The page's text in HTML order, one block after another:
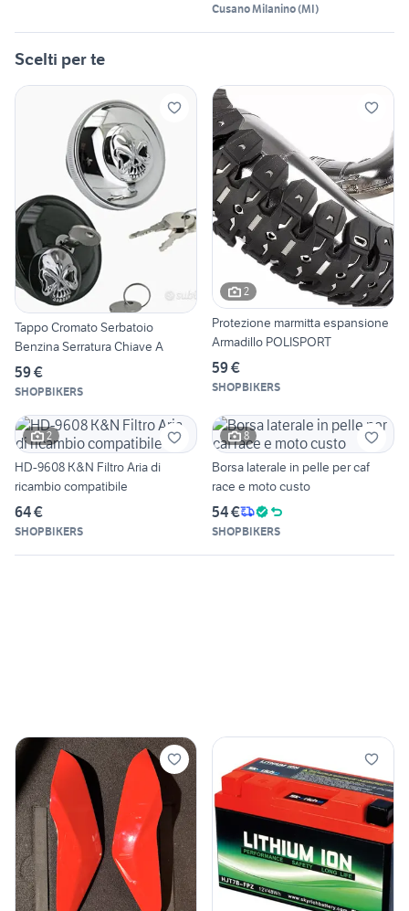
Cusano Milanino(MI)
Scelti per te
Tappo Cromato Serbatoio
Benzina Serratura Chiave A
59 €
SHOPBIKERS
2
Protezione marmitta espansione
Armadillo POLISPORT
59 €
SHOPBIKERS
2
HD-9608 K&N Filtro Aria di
ricambio compatibile
64 €
SHOPBIKERS
8
Borsa laterale in pelle per caf
race e moto custo
54 €
SHOPBIKERS